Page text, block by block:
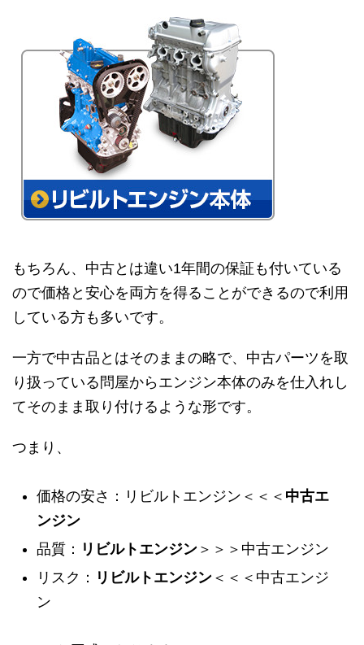
もちろん、中古とは違い1年間の保証も付いている
ので価格と安心を両方を得ることができるので利用
している方も多いです。
一方で中古品とはそのままの略で、中古パーツを取
り扱っている問屋からエンジン本体のみを仕入れし
てそのまま取り付けるような形です。
つまり、
価格の安さ：リビルトエンジン＜＜＜ 中古エ
ンジン
品質： リビルトエンジン ＞＞＞中古エンジン
リスク： リビルトエンジン ＜＜＜中古エンジ
ン